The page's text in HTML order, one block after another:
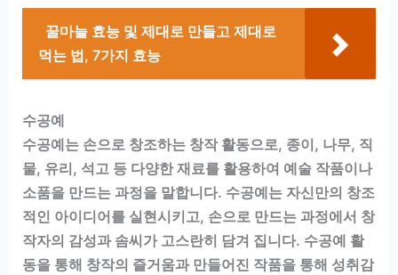
꿀마늘 효능 및 제대로 만들고 제대로
먹는 법, 7가지 효능
수공예
수공예는 손으로 창조하는 창작 활동으로, 종이, 나무, 직
물, 유리, 석고 등 다양한 재료를 활용하여 예술 작품이나
소품을 만드는 과정을 말합니다. 수공예는 자신만의 창조
적인 아이디어를 실현시키고, 손으로 만드는 과정에서 창
작자의 감성과 솜씨가 고스란히 담겨 집니다. 수공예 활
동을 통해 창작의 즐거움과 만들어진 작품을 통해 성취감